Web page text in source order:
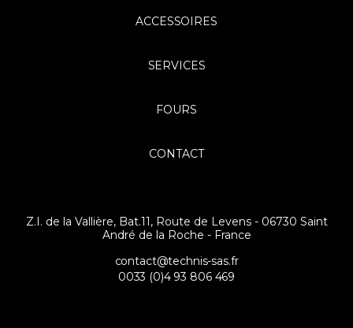
ACCESSOIRES
SERVICES
FOURS
CONTACT
Z.I. de la Vallière, Bat.11, Route de Levens - 06730 Saint
André de la Roche - France
contact@technis-sas.fr
0033 (0)4 93 806 469